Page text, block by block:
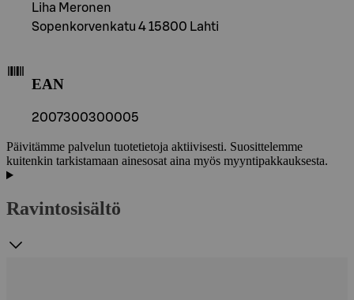
Liha Meronen
Sopenkorvenkatu 4 15800 Lahti
EAN
2007300300005
Päivitämme palvelun tuotetietoja aktiivisesti. Suosittelemme
kuitenkin tarkistamaan ainesosat aina myös myyntipakkauksesta.
Ravintosisältö